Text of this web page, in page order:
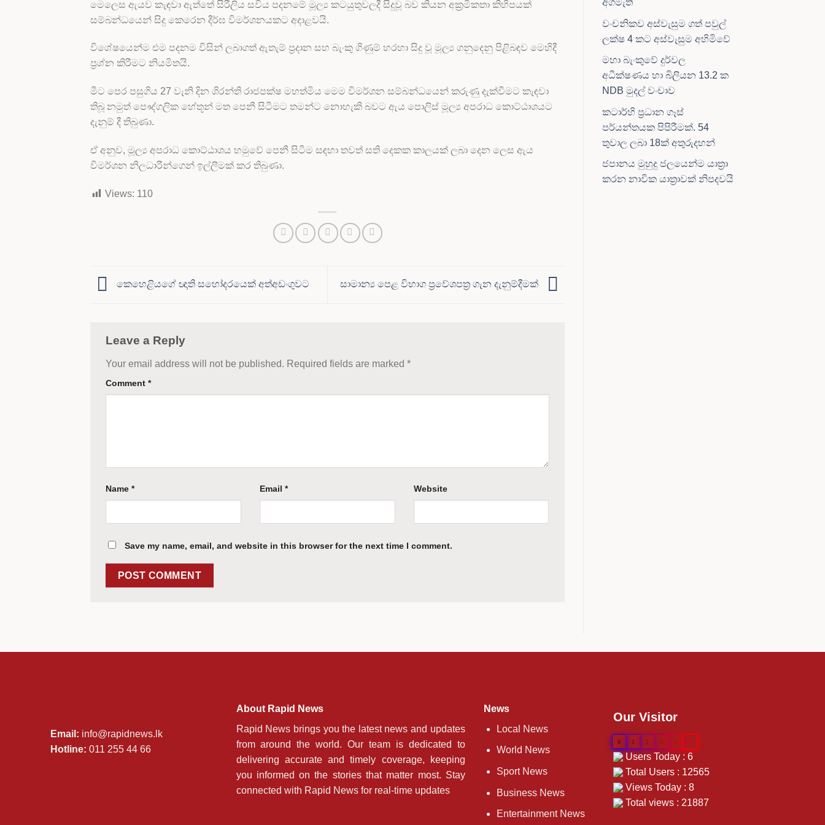
මෙලෙස ඇයව කැඳවා ඇත්තේ සිරීලිය සවිය පදනමේ මූල්‍ය කටයුතුවලදී සිදුවූ බව කියන අක්‍රමිකතා කිහිපයක්
සම්බන්ධයෙන් සිදු කෙරෙන දීර්ඝ විමර්ශනයකට අදාළවයි.
විශේෂයෙන්ම එම පදනම විසින් ලබාගත් ඇතැම් ප්‍රදාන සහ බැංකු ගිණුම් හරහා සිදු වූ මූල්‍ය ගනුදෙනු පිළිබඳව මෙහිදී
ප්‍රශ්න කිරීමට නියමිතයි.
මීට පෙර පසුගිය 27 වැනි දින ශිරන්ති රාජපක්ෂ මහත්මිය මෙම විමර්ශන සම්බන්ධයෙන් කරුණු දැක්වීමට කැඳවා
තිබූ නමුත් පෞද්ගලික හේතූන් මත පෙනී සිටීමට තමන්ට නොහැකි බවට ඇය පොලිස් මූල්‍ය අපරාධ කොට්ඨාශයට
දැනුම් දී තිබුණා.
ඒ අනුව, මූල්‍ය අපරාධ කොට්ඨාශය හමුවේ පෙනී සිටීම සඳහා තවත් සති දෙකක කාලයක් ලබා දෙන ලෙස ඇය
විමර්ශන නිලධාරීන්ගෙන් ඉල්ලීමක් කර තිබුණා.
Views: 110
කෙහෙළියගේ ඥාති සහෝදරයෙක් අත්අඩංගුවට සාමාන්‍ය පෙළ විභාග ප්‍රවේශපත්‍ර ගැන දැනුම්දීමක්
Leave a Reply
Your email address will not be published. Required fields are marked *
Comment *
Name * Email * Website
Save my name, email, and website in this browser for the next time I comment.
අගමැති
වංචනිකව අස්වැසුම ගත් පවුල්
ලක්ෂ 4 කට අස්වැසුම අහිමිවේ
මහා බැංකුවේ දුර්වල
අධීක්ෂණය හා බිලියන 13.2 ක
NDB මුදල් වංචාව
කටාර්හි ප්‍රධාන ගෑස්
පර්යන්තයක පිපිරීමක්. 54
තුවාල ලබා 18ක් අතුරුදහන්
ජපානය මුහුදු ජලයෙන්ම යාත්‍රා
කරන නාවික යාත්‍රාවක් නිපදවයි
Email: info@rapidnews.lk
Hotline: 011 255 44 66
About Rapid News
Rapid News brings you the latest news and updates
from around the world. Our team is dedicated to
delivering accurate and timely coverage, keeping
you informed on the stories that matter most. Stay
connected with Rapid News for real-time updates
News
Local News
World News
Sport News
Business News
Entertainment News
Our Visitor
0 1 5 6 5
Users Today : 6
Total Users : 12565
Views Today : 8
Total views : 21887